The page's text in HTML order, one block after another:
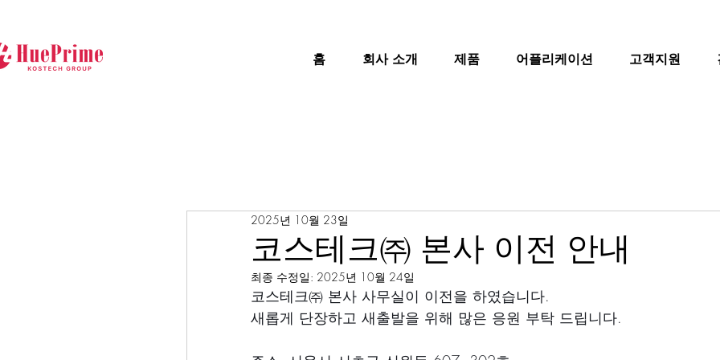
홈 회사 소개 제품 어플리케이션 고객지원
코스테크㈜ 본사 이전 안내
2025년 10월 23일
최종 수정일: 2025년 10월 24일
코스테크㈜ 본사 사무실이 이전을 하였습니다.
새롭게 단장하고 새출발을 위해 많은 응원 부탁 드립니다.